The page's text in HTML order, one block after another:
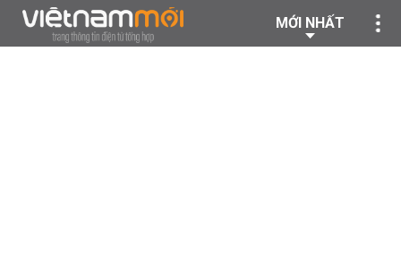
MỚI NHẤT